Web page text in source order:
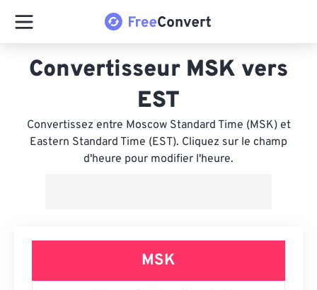
Convertisseur MSK vers
EST
Convertissez entre Moscow Standard Time (MSK) et
Eastern Standard Time (EST). Cliquez sur le champ
d'heure pour modifier l'heure.
MSK